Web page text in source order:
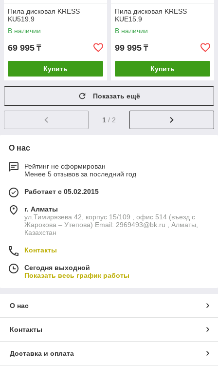
Пила дисковая KRESS
KU519.9
В наличии
69 995 ₸
Купить
Пила дисковая KRESS
KUE15.9
В наличии
99 995 ₸
Купить
Показать ещё
1 / 2
О нас
Рейтинг не сформирован
Менее 5 отзывов за последний год
Работает с 05.02.2015
г. Алматы
ул.Тимирязева 42, корпус 15/109 , офис 514 (въезд с
Жарокова – Утепова) Email: 2969493@bk.ru , Алматы,
Казахстан
Контакты
Сегодня выходной
Показать весь график работы
О нас
Контакты
Доставка и оплата